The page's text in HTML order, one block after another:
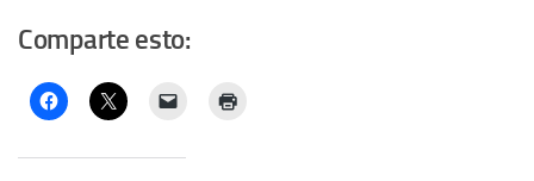
Comparte esto: